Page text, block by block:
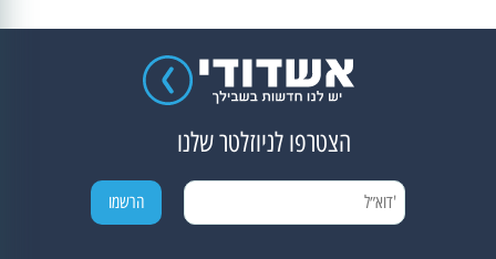
הצטרפו לניוזלטר שלנו